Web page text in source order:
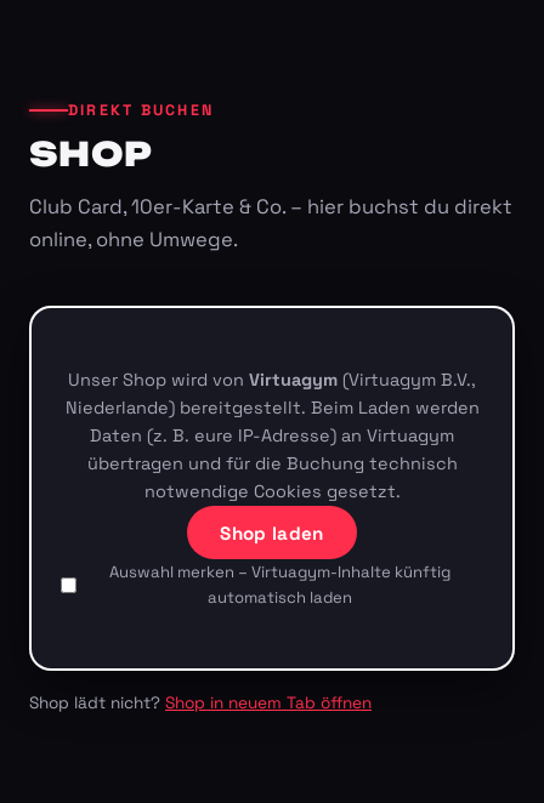
DIREKT BUCHEN
SHOP
Club Card, 10er-Karte & Co. – hier buchst du direkt
online, ohne Umwege.
Unser Shop wird von Virtuagym (Virtuagym B.V.,
Niederlande) bereitgestellt. Beim Laden werden
Daten (z. B. eure IP-Adresse) an Virtuagym
übertragen und für die Buchung technisch
notwendige Cookies gesetzt.
Shop laden
Auswahl merken – Virtuagym-Inhalte künftig
automatisch laden
Shop lädt nicht? Shop in neuem Tab öffnen